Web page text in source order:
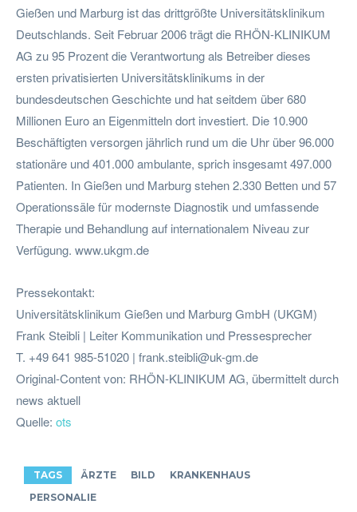
Gießen und Marburg ist das drittgrößte Universitätsklinikum
Deutschlands. Seit Februar 2006 trägt die RHÖN-KLINIKUM
AG zu 95 Prozent die Verantwortung als Betreiber dieses
ersten privatisierten Universitätsklinikums in der
bundesdeutschen Geschichte und hat seitdem über 680
Millionen Euro an Eigenmitteln dort investiert. Die 10.900
Beschäftigten versorgen jährlich rund um die Uhr über 96.000
stationäre und 401.000 ambulante, sprich insgesamt 497.000
Patienten. In Gießen und Marburg stehen 2.330 Betten und 57
Operationssäle für modernste Diagnostik und umfassende
Therapie und Behandlung auf internationalem Niveau zur
Verfügung. www.ukgm.de
Pressekontakt:
Universitätsklinikum Gießen und Marburg GmbH (UKGM)
Frank Steibli | Leiter Kommunikation und Pressesprecher
T. +49 641 985-51020 | frank.steibli@uk-gm.de
Original-Content von: RHÖN-KLINIKUM AG, übermittelt durch
news aktuell
Quelle: ots
TAGS ÄRZTE BILD
KRANKENHAUS
PERSONALIE